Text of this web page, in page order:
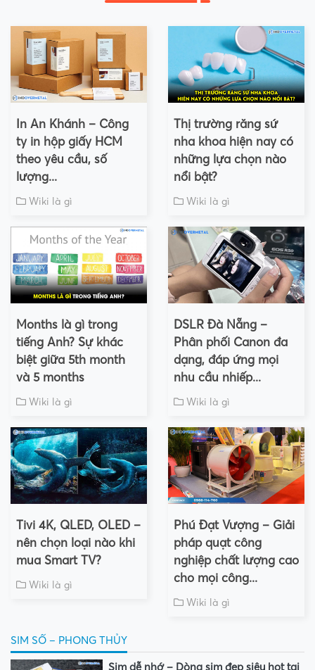
In An Khánh – Công
ty in hộp giấy HCM
theo yêu cầu, số
lượng...
Wiki là gì
Thị trường răng sứ
nha khoa hiện nay có
những lựa chọn nào
nổi bật?
Wiki là gì
Months là gì trong
tiếng Anh? Sự khác
biệt giữa 5th month
và 5 months
Wiki là gì
DSLR Đà Nẵng –
Phân phối Canon đa
dạng, đáp ứng mọi
nhu cầu nhiếp...
Wiki là gì
Tivi 4K, QLED, OLED –
nên chọn loại nào khi
mua Smart TV?
Wiki là gì
Phú Đạt Vượng – Giải
pháp quạt công
nghiệp chất lượng cao
cho mọi công...
Wiki là gì
SIM SỐ – PHONG THỦY
Sim dễ nhớ – Dòng sim đẹp siêu hot tại